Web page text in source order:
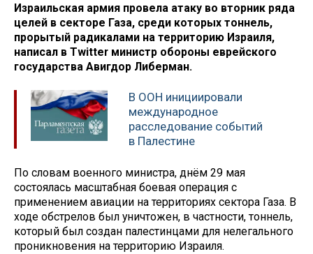
Израильская армия провела атаку во вторник ряда
целей в секторе Газа, среди которых тоннель,
прорытый радикалами на территорию Израиля,
написал в Twitter министр обороны еврейского
государства Авигдор Либерман.
В ООН инициировали
международное
расследование событий
в Палестине
По словам военного министра, днём 29 мая
состоялась масштабная боевая операция с
применением авиации на территориях сектора Газа. В
ходе обстрелов был уничтожен, в частности, тоннель,
который был создан палестинцами для нелегального
проникновения на территорию Израиля.